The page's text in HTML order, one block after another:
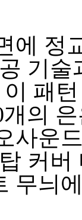
에 정
기
패
의
사운
커
무늬